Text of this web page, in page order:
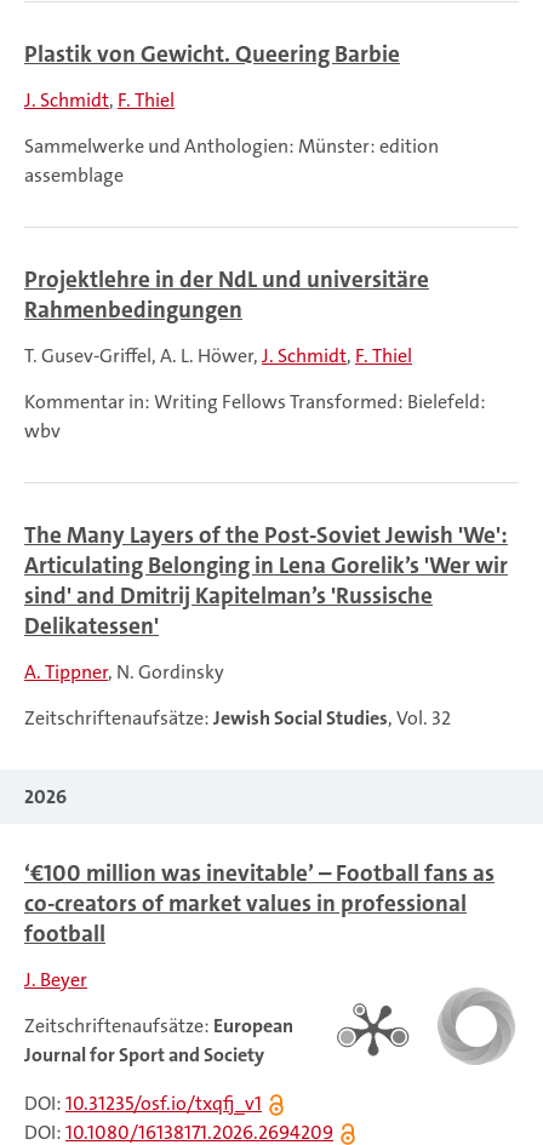
Plastik von Gewicht. Queering Barbie
J. Schmidt F. Thiel
Sammelwerke und Anthologien: Münster: edition
assemblage
Projektlehre in der NdL und universitäre
Rahmenbedingungen
T. Gusev-Griffel A. L. Höwer J. Schmidt F. Thiel
Kommentar in: Writing Fellows Transformed: Bielefeld:
wbv
The Many Layers of the Post-Soviet Jewish 'We':
Articulating Belonging in Lena Gorelik’s 'Wer wir
sind' and Dmitrij Kapitelman’s 'Russische
Delikatessen'
A. Tippner N. Gordinsky
Zeitschriftenaufsätze:Jewish Social Studies, Vol. 32
2026
‘€100 million was inevitable’ – Football fans as
co-creators of market values in professional
football
J. Beyer
Zeitschriftenaufsätze: European
Journal for Sport and Society
DOI:10.31235/osf.io/txqfj_v1
DOI:10.1080/16138171.2026.2694209